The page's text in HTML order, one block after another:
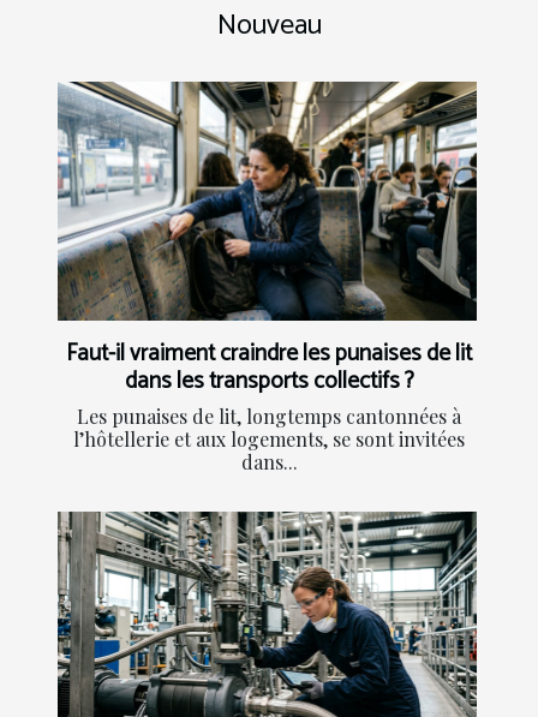
Nouveau
Faut-il vraiment craindre les punaises de lit
dans les transports collectifs ?
Les punaises de lit, longtemps cantonnées à
l’hôtellerie et aux logements, se sont invitées
dans...